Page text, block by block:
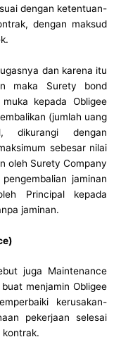
dengan ketentuan-
dengan maksud
dan karena itu
maka Surety bond
kepada Obligee
(jumlah uang
dengan
sebesar nilai
oleh Surety Company
jaminan
Principal kepada
jaminan.
juga Maintenance
menjamin Obligee
kerusakan-
pekerjaan selesai
kontrak.